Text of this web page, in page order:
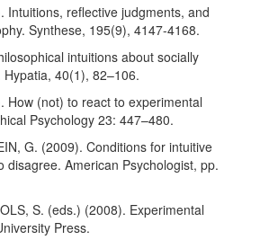
Intuitions, reflective judgments, and
Synthese, 195(9), 4147-4168.
intuitions about socially
40(1), 82–106.
How (not) to react to experimental
Psychology 23: 447–480.
G. (2009). Conditions for intuitive
disagree. American Psychologist, pp.
S. (eds.) (2008). Experimental
Press.